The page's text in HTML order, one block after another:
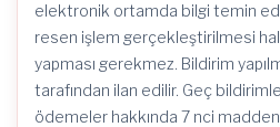
elektronik ortamda bilgi temin
resen işlem gerçekleştirilmesi
yapması gerekmez. Bildirim
tarafından ilan edilir. Geç
ödemeler hakkında 7 nci